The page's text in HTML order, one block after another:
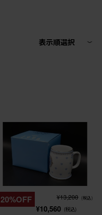
表示順選択
20%OFF ¥13,200 (税込)
¥10,560 (税込)